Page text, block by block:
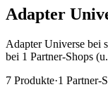
Adapter
Adapter Universe bei
bei 1 Partner-Shops
7 Produkte·1 Partner-